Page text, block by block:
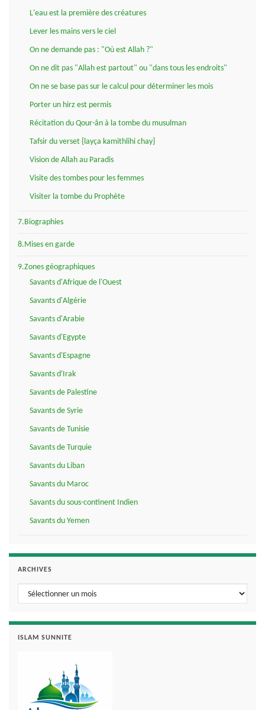
L'eau est la première des créatures
Lever les mains vers le ciel
On ne demande pas : "Où est Allah ?"
On ne dit pas "Allah est partout" ou "dans tous les endroits"
On ne se base pas sur le calcul pour déterminer les mois
Porter un hirz est permis
Récitation du Qour-ân à la tombe du musulman
Tafsir du verset {layça kamithlihi chay}
Vision de Allah au Paradis
Visite des tombes pour les femmes
Visiter la tombe du Prophète
7.Biographies
8.Mises en garde
9.Zones géographiques
Savants d'Afrique de l'Ouest
Savants d'Algérie
Savants d'Arabie
Savants d'Egypte
Savants d'Espagne
Savants d'Irak
Savants de Palestine
Savants de Syrie
Savants de Tunisie
Savants de Turquie
Savants du Liban
Savants du Maroc
Savants du sous-continent Indien
Savants du Yemen
ARCHIVES
Archives
ISLAM SUNNITE